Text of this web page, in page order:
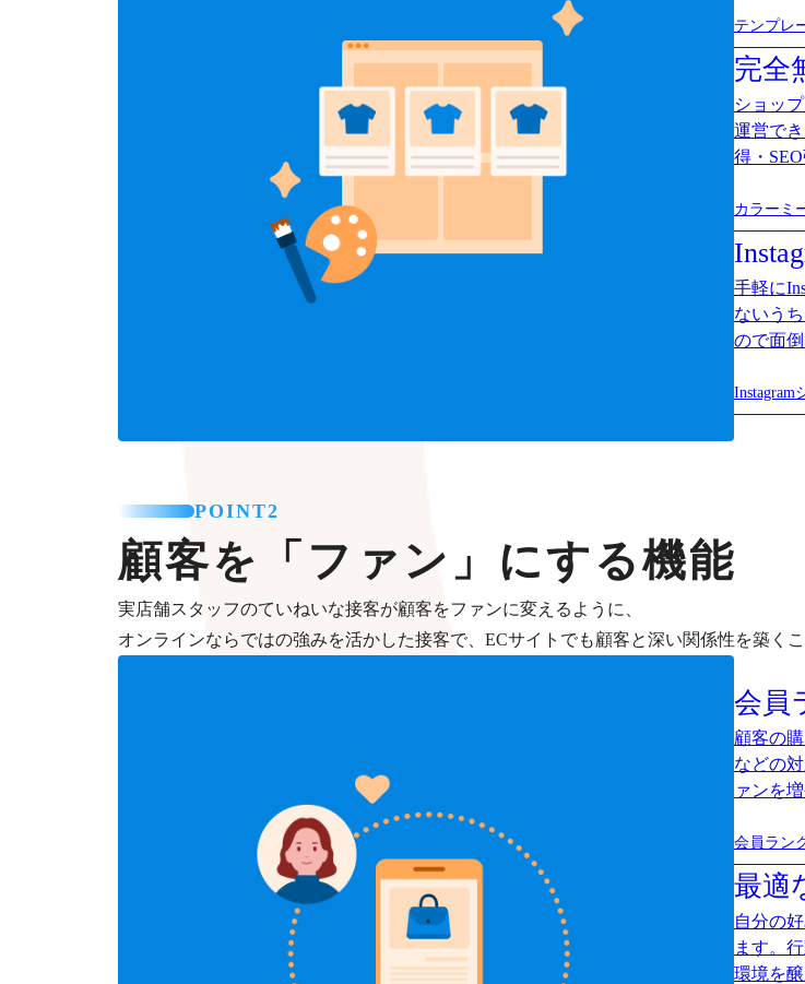
テンプレ
完全
ショッ
運営で
得・
カラーミ
手軽に
ないう
ので面
Instagram
POINT2
顧客を「ファン」にする機能
実店舗スタッフのていねいな接客が顧客をファンに変えるように、
オンラインならではの強みを活かした接客で、ECサイトでも顧客と深い関係性を築くこ
会員
顧客の
などの
ァンを
会員ラン
最適
自分の
ます。
環境を醸